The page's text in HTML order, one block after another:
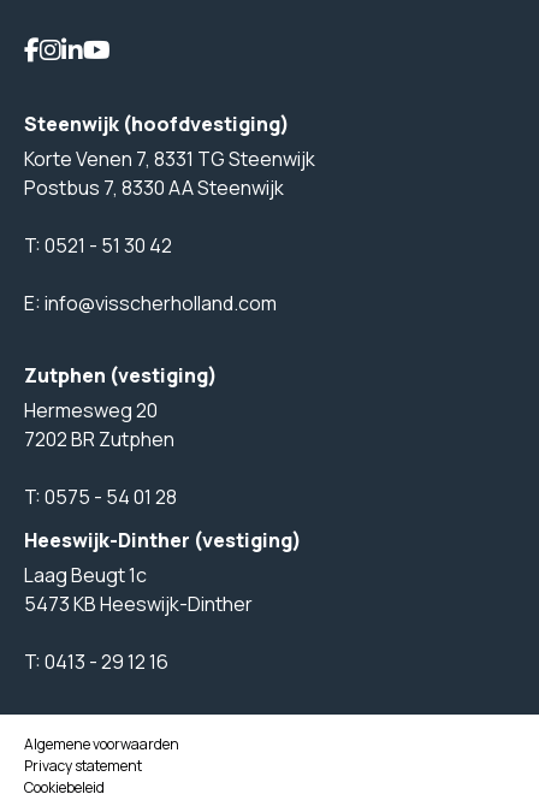
Steenwijk (hoofdvestiging)
Korte Venen 7, 8331 TG Steenwijk
Postbus 7, 8330 AA Steenwijk
T:0521 - 51 30 42
E:info@visscherholland.com
Zutphen (vestiging)
Hermesweg 20
7202 BR Zutphen
T:0575 - 54 01 28
Heeswijk-Dinther (vestiging)
Laag Beugt 1c
5473 KB Heeswijk-Dinther
T:0413 - 29 12 16
Algemene voorwaarden
Privacy statement
Cookiebeleid